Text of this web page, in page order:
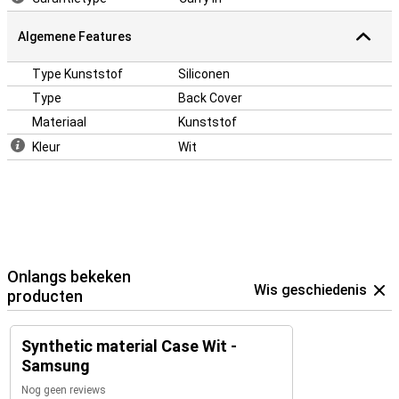
hoogste standaarden.
Algemene Features
Type Kunststof
Siliconen
Type
Back Cover
Materiaal
Kunststof
Kleur
Wit
Onlangs bekeken
producten
Wis geschiedenis
Synthetic material Case Wit -
Samsung
Nog geen reviews